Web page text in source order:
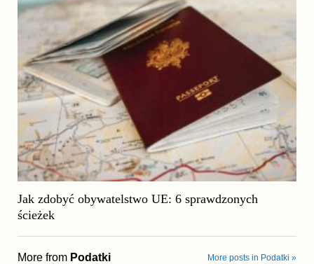
Jak zdobyć obywatelstwo UE: 6 sprawdzonych
ścieżek
More from Podatki More posts in Podatki »